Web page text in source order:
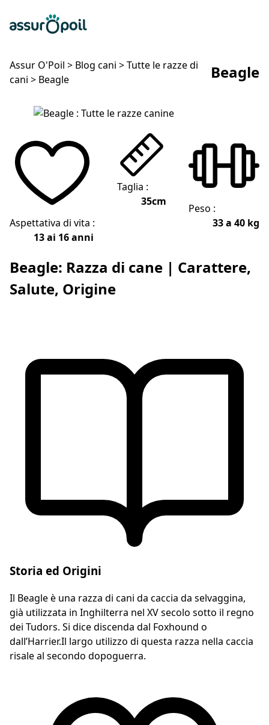
Assur O'Poil
Assur O'Poil > Blog cani >Tutte le razze di
cani > Beagle Beagle
Beagle
Aspettativa di vita :
13 ai 16 anni
Taglia :
35cm
Peso :
33 a 40 kg
Beagle: Razza di cane | Carattere,
Salute, Origine
Storia ed Origini
Il Beagle è una razza di cani da caccia da selvaggina,
già utilizzata in Inghilterra nel XV secolo sotto il regno
dei Tudors. Si dice discenda dal Foxhound o
dall’Harrier.Il largo utilizzo di questa razza nella caccia
risale al secondo dopoguerra.